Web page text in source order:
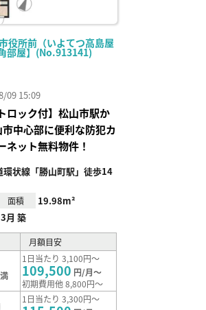
役所前（いよてつ高島屋
部屋】(No.913141)
09 15:09
ロック付】松山市駅か
中心部に便利な防犯カ
ネット無料物件！
環状線「勝山町駅」徒歩14
面積 19.98m²
月 築
月額目安
1日当たり 3,100円～
109,500 円/月～
初期費用他 8,800円～
1日当たり 3,300円～